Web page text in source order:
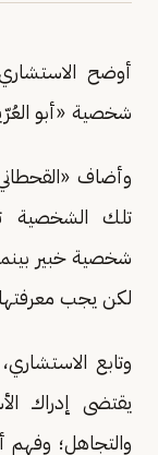
أوضح
شخصية «أبو
وأضاف
تلك الشخصية
شخصية خبير
لكن يجب
وتابع
يقتضى إدراك
والتجاهل؛ وفهم